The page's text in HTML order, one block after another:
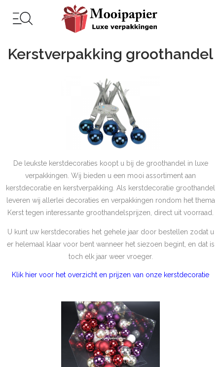
Kerstverpakking groothandel
De leukste kerstdecoraties koopt u bij de groothandel in luxe
verpakkingen. Wij bieden u een mooi assortiment aan
kerstdecoratie en kerstverpakking. Als kerstdecoratie groothandel
leveren wij allerlei decoraties en verpakkingen rondom het thema
Kerst tegen interessante groothandelsprijzen, direct uit voorraad.
U kunt uw kerstdecoraties het gehele jaar door bestellen zodat u
er helemaal klaar voor bent wanneer het siezoen begint, en dat is
toch elk jaar weer vroeger.
Klik hier voor het overzicht en prijzen van onze kerstdecoratie